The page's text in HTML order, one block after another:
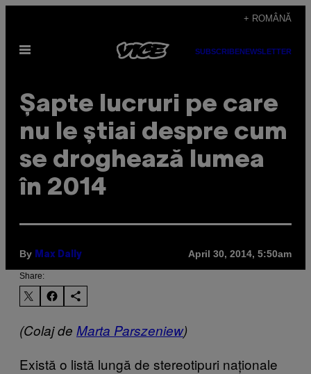
content
+ ROMÂNĂ
Open
SUBSCRIBENEWSLETTER
Șapte lucruri pe care
nu le știai despre cum
se droghează lumea
în 2014
By Max Dally April 30, 2014, 5:50am
Share:
(Colaj de Marta Parszeniew)
Există o listă lungă de stereotipuri naționale